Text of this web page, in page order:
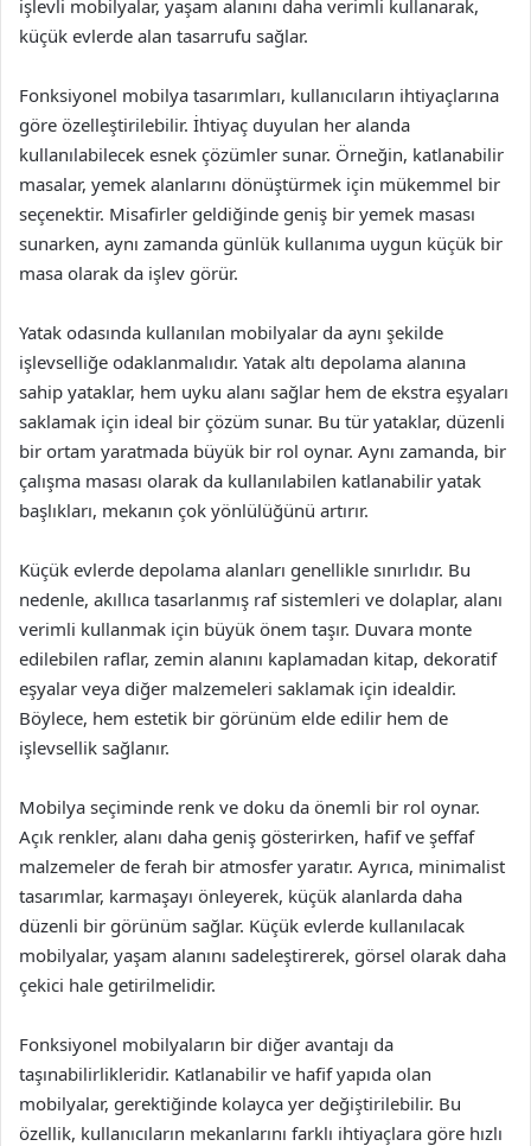
işlevli mobilyalar, yaşam alanını daha verimli kullanarak,
küçük evlerde alan tasarrufu sağlar.
Fonksiyonel mobilya tasarımları, kullanıcıların ihtiyaçlarına
göre özelleştirilebilir. İhtiyaç duyulan her alanda
kullanılabilecek esnek çözümler sunar. Örneğin, katlanabilir
masalar, yemek alanlarını dönüştürmek için mükemmel bir
seçenektir. Misafirler geldiğinde geniş bir yemek masası
sunarken, aynı zamanda günlük kullanıma uygun küçük bir
masa olarak da işlev görür.
Yatak odasında kullanılan mobilyalar da aynı şekilde
işlevselliğe odaklanmalıdır. Yatak altı depolama alanına
sahip yataklar, hem uyku alanı sağlar hem de ekstra eşyaları
saklamak için ideal bir çözüm sunar. Bu tür yataklar, düzenli
bir ortam yaratmada büyük bir rol oynar. Aynı zamanda, bir
çalışma masası olarak da kullanılabilen katlanabilir yatak
başlıkları, mekanın çok yönlülüğünü artırır.
Küçük evlerde depolama alanları genellikle sınırlıdır. Bu
nedenle, akıllıca tasarlanmış raf sistemleri ve dolaplar, alanı
verimli kullanmak için büyük önem taşır. Duvara monte
edilebilen raflar, zemin alanını kaplamadan kitap, dekoratif
eşyalar veya diğer malzemeleri saklamak için idealdir.
Böylece, hem estetik bir görünüm elde edilir hem de
işlevsellik sağlanır.
Mobilya seçiminde renk ve doku da önemli bir rol oynar.
Açık renkler, alanı daha geniş gösterirken, hafif ve şeffaf
malzemeler de ferah bir atmosfer yaratır. Ayrıca, minimalist
tasarımlar, karmaşayı önleyerek, küçük alanlarda daha
düzenli bir görünüm sağlar. Küçük evlerde kullanılacak
mobilyalar, yaşam alanını sadeleştirerek, görsel olarak daha
çekici hale getirilmelidir.
Fonksiyonel mobilyaların bir diğer avantajı da
taşınabilirlikleridir. Katlanabilir ve hafif yapıda olan
mobilyalar, gerektiğinde kolayca yer değiştirilebilir. Bu
özellik, kullanıcıların mekanlarını farklı ihtiyaçlara göre hızlı